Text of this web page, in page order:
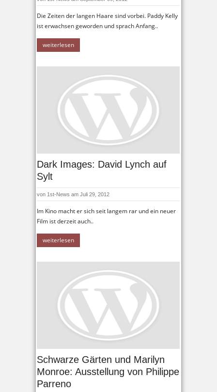
Die Zeiten der langen Haare sind vorbei. Paddy Kelly
ist erwachsen geworden und sprach Anfang..
weiterlesen
Dark Images: David Lynch auf
Sylt
von 1st-News am Juli 29, 2012
Im Kino macht er sich seit langem rar und ein neuer
Film ist derzeit auch..
weiterlesen
Schwarze Gärten und Marilyn
Monroe: Ausstellung von Philippe
Parreno